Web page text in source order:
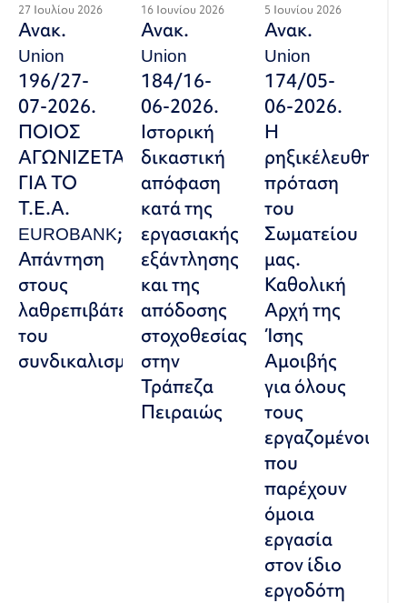
27 Ιουλίου 2026
Ανακ.
Union
196/27-
07-2026.
ΠΟΙΟΣ
ΑΓΩΝΙΖΕΤΑΙ
ΓΙΑ ΤΟ
Τ.Ε.Α.
EUROBANK;
Απάντηση
στους
λαθρεπιβάτες
του
συνδικαλισμού
16 Ιουνίου 2026
Ανακ.
Union
184/16-
06-2026.
Ιστορική
δικαστική
απόφαση
κατά της
εργασιακής
εξάντλησης
και της
απόδοσης
στοχοθεσίας
στην
Τράπεζα
Πειραιώς
5 Ιουνίου 2026
Ανακ.
Union
174/05-
06-2026.
Η
ρηξικέλευθη
πρόταση
του
Σωματείου
μας.
Καθολική
Αρχή της
Ίσης
Αμοιβής
για όλους
τους
εργαζομένους
που
παρέχουν
όμοια
εργασία
στον ίδιο
εργοδότη